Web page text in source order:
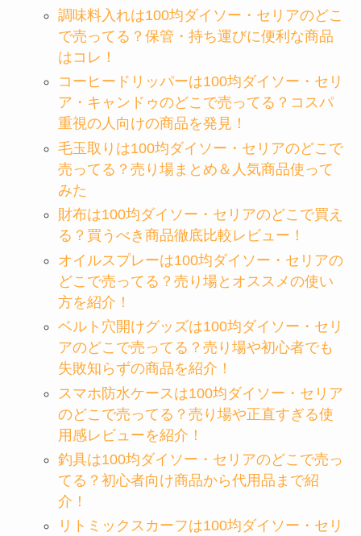
調味料入れは100均ダイソー・セリアのどこ
で売ってる？保管・持ち運びに便利な商品
はコレ！
コーヒードリッパーは100均ダイソー・セリ
ア・キャンドゥのどこで売ってる？コスパ
重視の人向けの商品を発見！
毛玉取りは100均ダイソー・セリアのどこで
売ってる？売り場まとめ＆人気商品使って
みた
財布は100均ダイソー・セリアのどこで買え
る？買うべき商品徹底比較レビュー！
オイルスプレーは100均ダイソー・セリアの
どこで売ってる？売り場とオススメの使い
方を紹介！
ベルト穴開けグッズは100均ダイソー・セリ
アのどこで売ってる？売り場や初心者でも
失敗知らずの商品を紹介！
スマホ防水ケースは100均ダイソー・セリア
のどこで売ってる？売り場や正直すぎる使
用感レビューを紹介！
釣具は100均ダイソー・セリアのどこで売っ
てる？初心者向け商品から代用品まで紹
介！
リトミックスカーフは100均ダイソー・セリ